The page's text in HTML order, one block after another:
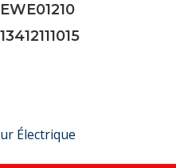
Électrique